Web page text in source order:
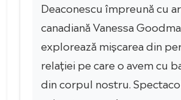
Deaconescu împreună cu
canadiană Vanessa
explorează mișcarea din
relației pe care o avem cu
din corpul nostru.